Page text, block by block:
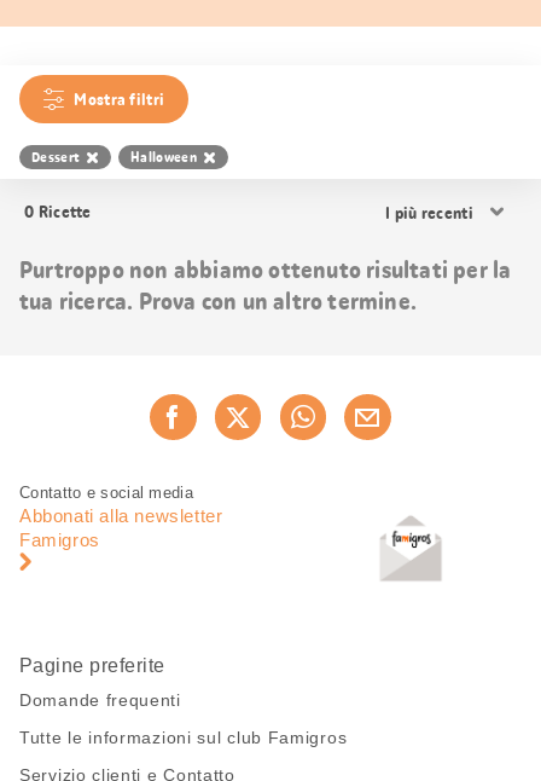
Mostra filtri
Dessert Halloween
0 Ricette
i
Purtroppo non abbiamo ottenuto risultati per la
tua ricerca. Prova con un altro termine.
Consiglia ora
Piè
pagina
Navigazione
pagina
Contatto e social media
Abbonati alla newsletter
Famigros
Pagine preferite
Domande frequenti
Tutte le informazioni sul club Famigros
Servizio clienti e Contatto